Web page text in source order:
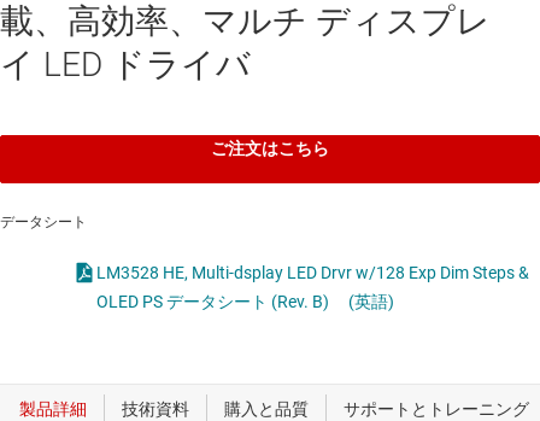
載、高効率、マルチ ディスプレ
イ LED ドライバ
ご注文はこちら
データシート
LM3528 HE, Multi-dsplay LED Drvr w/128 Exp Dim Steps &
OLED PS データシート (Rev. B)
(英語)